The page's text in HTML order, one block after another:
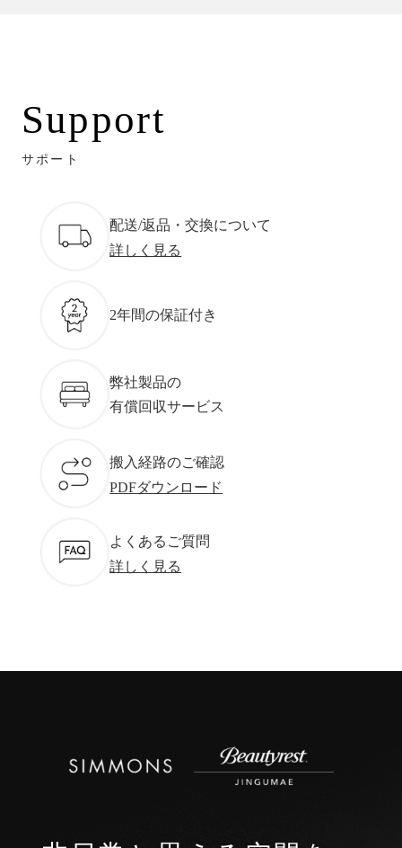
Support
サポート
配送/返品・交換について
詳しく見る
2年間の保証付き
弊社製品の
有償回収サービス
搬入経路のご確認
PDFダウンロード
よくあるご質問
詳しく見る